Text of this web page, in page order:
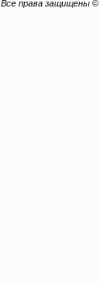
Все права защищены ©